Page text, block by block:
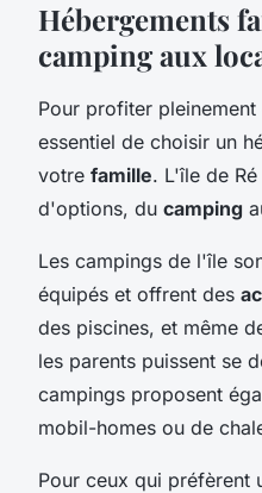
Hébergements
camping aux
Pour profiter
essentiel de choisir un
votre famille. L'île de
d'options, du camping
Les campings de l'île
équipés et offrent des
des piscines, et même
les parents puissent se
campings proposent
mobil-homes ou de
Pour ceux qui préfèrent